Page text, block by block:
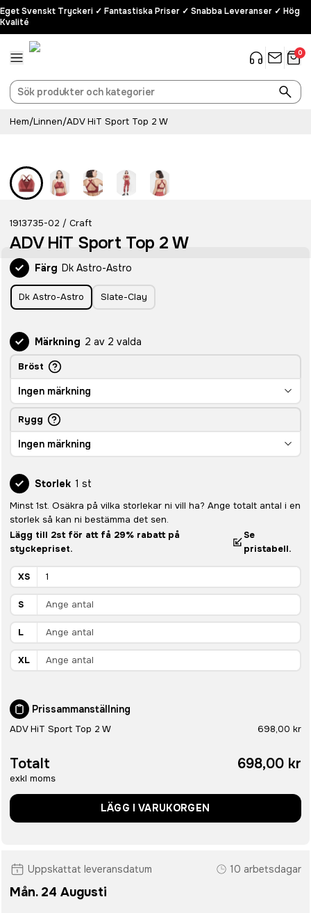
Eget Svenskt Tryckeri ✓ Fantastiska Priser ✓ Snabba Leveranser ✓ Hög
Kvalité
0
Hem/Linnen/ADV HiT Sport Top 2 W
1913735-02 / Craft
ADV HiT Sport Top 2 W
Färg Dk Astro-Astro
Dk Astro-Astro Slate-Clay
Märkning 2 av 2 valda
Bröst
Ingen märkning
Rygg
Ingen märkning
Storlek 1 st
Minst 1st. Osäkra på vilka storlekar ni vill ha? Ange totalt antal i en
storlek så kan ni bestämma det sen.
Lägg till 2st för att få 29% rabatt på
styckepriset.
Se
pristabell.
XS
S
L
XL
Prissammanställning
ADV HiT Sport Top 2 W 698,00 kr
Totalt
exkl moms
698,00 kr
LÄGG I VARUKORGEN
Uppskattat leveransdatum 10 arbetsdagar
Mån. 24 Augusti